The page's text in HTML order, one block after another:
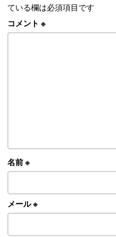
ている欄は必須項目です
コメント ※
名前※
メール※